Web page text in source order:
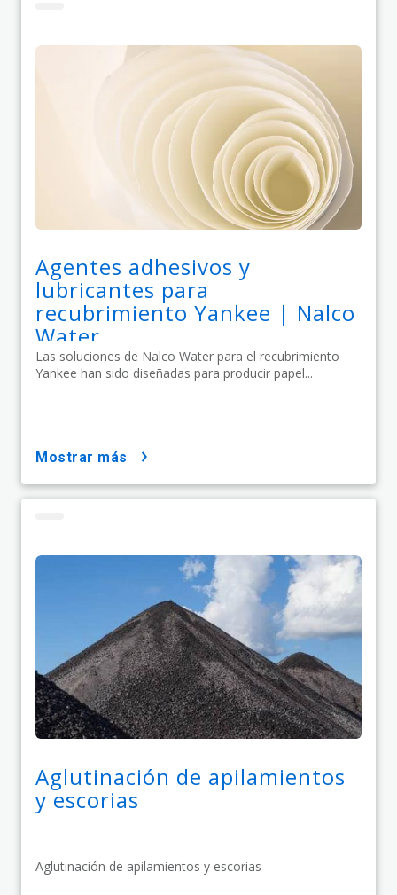
Agentes adhesivos y
lubricantes para
recubrimiento Yankee | Nalco
Water
Las soluciones de Nalco Water para el recubrimiento
Yankee han sido diseñadas para producir papel...
mostrar más
Aglutinación de apilamientos
y escorias
Aglutinación de apilamientos y escorias